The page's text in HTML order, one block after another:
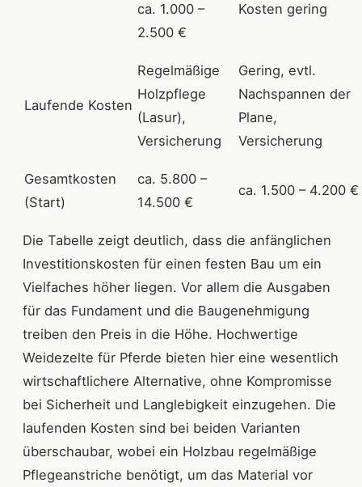
ca. 1.000 –
2.500 €
Kosten gering
Laufende Kosten
Regelmäßige
Holzpflege
(Lasur),
Versicherung
Gering, evtl.
Nachspannen der
Plane,
Versicherung
Gesamtkosten
(Start)
ca. 5.800 –
14.500 €
ca. 1.500 – 4.200 €
Die Tabelle zeigt deutlich, dass die anfänglichen
Investitionskosten für einen festen Bau um ein
Vielfaches höher liegen. Vor allem die Ausgaben
für das Fundament und die Baugenehmigung
treiben den Preis in die Höhe. Hochwertige
Weidezelte für Pferde bieten hier eine wesentlich
wirtschaftlichere Alternative, ohne Kompromisse
bei Sicherheit und Langlebigkeit einzugehen. Die
laufenden Kosten sind bei beiden Varianten
überschaubar, wobei ein Holzbau regelmäßige
Pflegeanstriche benötigt, um das Material vor